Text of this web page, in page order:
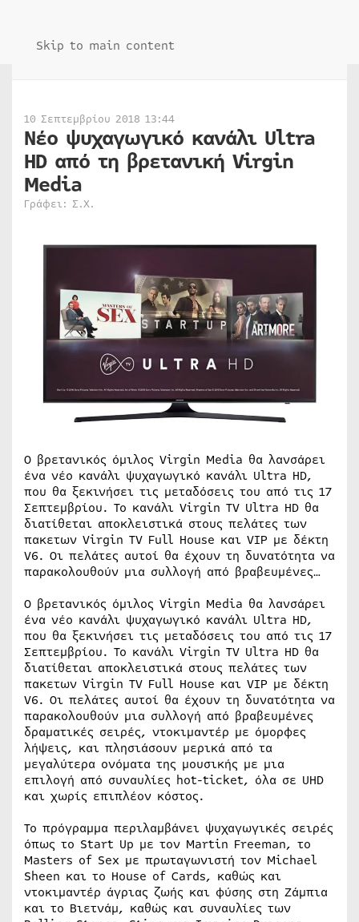
Skip to main content
10 Σεπτεμβρίου 2018 13:44
Νέο ψυχαγωγικό κανάλι Ultra
HD από τη βρετανική Virgin
Media
Γράφει: Σ.Χ.
Ο βρετανικός όμιλος Virgin Media θα λανσάρει
ένα νέο κανάλι ψυχαγωγικό κανάλι Ultra HD,
που θα ξεκινήσει τις μεταδόσεις του από τις 17
Σεπτεμβρίου. Το κανάλι Virgin TV Ultra HD θα
διατίθεται αποκλειστικά στους πελάτες των
πακετων Virgin TV Full House και VIP με δέκτη
V6. Οι πελάτες αυτοί θα έχουν τη δυνατότητα να
παρακολουθούν μια συλλογή από βραβευμένες…
Ο βρετανικός όμιλος Virgin Media θα λανσάρει
ένα νέο κανάλι ψυχαγωγικό κανάλι Ultra HD,
που θα ξεκινήσει τις μεταδόσεις του από τις 17
Σεπτεμβρίου. Το κανάλι Virgin TV Ultra HD θα
διατίθεται αποκλειστικά στους πελάτες των
πακετων Virgin TV Full House και VIP με δέκτη
V6. Οι πελάτες αυτοί θα έχουν τη δυνατότητα να
παρακολουθούν μια συλλογή από βραβευμένες
δραματικές σειρές, ντοκιμαντέρ με όμορφες
λήψεις, και πλησιάσουν μερικά από τα
μεγαλύτερα ονόματα της μουσικής με μια
επιλογή από συναυλίες hot-ticket, όλα σε UHD
και χωρίς επιπλέον κόστος.
Το πρόγραμμα περιλαμβάνει ψυχαγωγικές σειρές
όπως το Start Up με τον Martin Freeman, το
Masters of Sex με πρωταγωνιστή τον Michael
Sheen και το House of Cards, καθώς και
ντοκιμαντέρ άγριας ζωής και φύσης στη Ζάμπια
και το Βιετνάμ, καθώς και συναυλίες των